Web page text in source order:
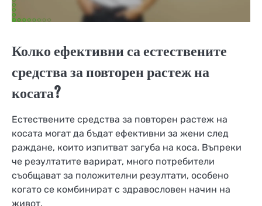
Колко ефективни са естествените
средства за повторен растеж на
косата?
Естествените средства за повторен растеж на
косата могат да бъдат ефективни за жени след
раждане, които изпитват загуба на коса. Въпреки
че резултатите варират, много потребители
съобщават за положителни резултати, особено
когато се комбинират с здравословен начин на
живот.